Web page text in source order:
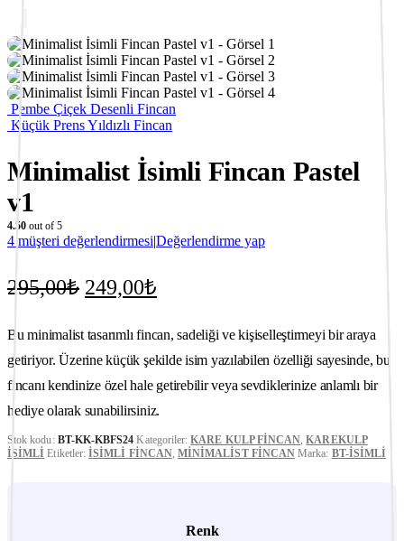
Pembe Çiçek Desenli Fincan
Küçük Prens Yıldızlı Fincan
Minimalist İsimli Fincan Pastel
v1
4.50 out of 5
4 müşteri değerlendirmesi|Değerlendirme yap
295,00₺ Orijinal
fiyat:
295,00₺.
249,00₺
andaki
fiyat:
249,00₺.
Bu minimalist tasarımlı fincan, sadeliği ve kişiselleştirmeyi bir araya
getiriyor. Üzerine küçük şekilde isim yazılabilen özelliği sayesinde, bu
fincanı kendinize özel hale getirebilir veya sevdiklerinize anlamlı bir
hediye olarak sunabilirsiniz.
Stok kodu: BT-KK-KBFS24 Kategoriler:KARE KULP FINCAN ,KAREKULP
İSIMLI Etiketler:İSIMLI FINCAN,MINIMALIST FINCAN Marka: BT-İSIMLI
Renk